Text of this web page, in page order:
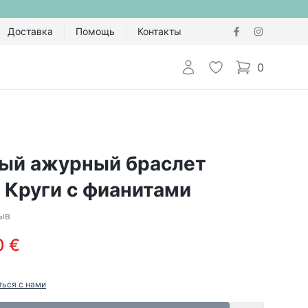
Доставка Помощь Контакты
Авторизоваться
Избранное
0
items in cart,
ажурный браслет
Круги с фианитами
€
с нами